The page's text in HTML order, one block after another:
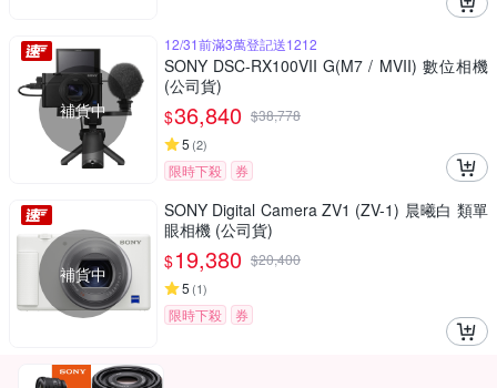
補貨中
12/31前滿3萬登記送1212
SONY DSC-RX100VII G(M7 / MVII) 數位相機
(公司貨)
$36,840 $38,778
5 (2)
限時下殺 券
補貨中
SONY Digital Camera ZV1 (ZV-1) 晨曦白 類單
眼相機 (公司貨)
$19,380 $20,400
5 (1)
限時下殺 券